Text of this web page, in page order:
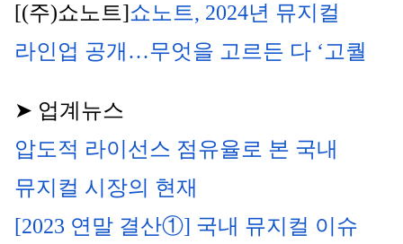
[(주)쇼노트]쇼노트, 2024년 뮤지컬
라인업 공개…무엇을 고르든 다 ‘고퀄
➤ 업계뉴스
압도적 라이선스 점유율로 본 국내
뮤지컬 시장의 현재
[2023 연말 결산①] 국내 뮤지컬 이슈